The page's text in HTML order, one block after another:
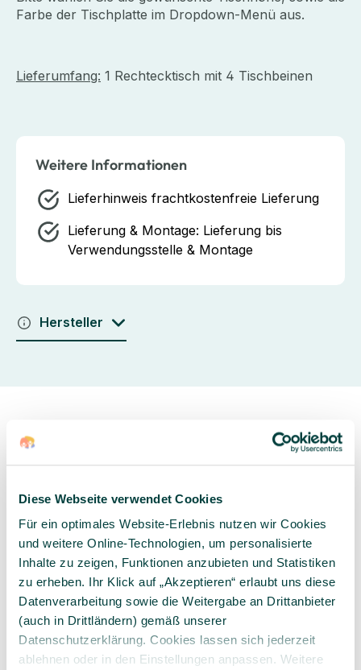
Diese Webseite verwendet Cookies
Für ein optimales Website-Erlebnis nutzen wir Cookies
und weitere Online-Technologien, um personalisierte
Inhalte zu zeigen, Funktionen anzubieten und Statistiken
zu erheben. Ihr Klick auf „Akzeptieren“ erlaubt uns diese
Datenverarbeitung sowie die Weitergabe an Drittanbieter
(auch in Drittländern) gemäß unserer
Datenschutzerklärung. Cookies lassen sich jederzeit
ablehnen oder in den Einstellungen anpassen. Weitere
Farbe der Tischplatte im Dropdown-Menü aus.
Lieferumfang: 1 Rechtecktisch mit 4 Tischbeinen
Weitere Informationen
Lieferhinweis frachtkostenfreie Lieferung
Lieferung & Montage: Lieferung bis
Verwendungsstelle & Montage
Hersteller
Sorgfältig ausgewähltes
Produktsortiment
Kompetente und
individuelle Beratung
Geprüfte Lieferkette
1-3 Werktage Lieferzeit
bei Versand aus dem
eigenen Lager